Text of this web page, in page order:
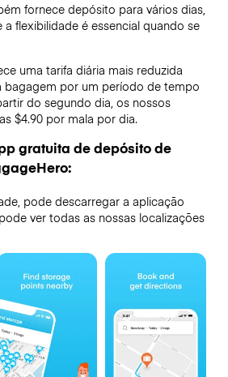
fornece depósito para vários dias,
flexibilidade é essencial quando se
uma tarifa diária mais reduzida
bagagem por um período de tempo
do segundo dia, os nossos
$4.90 por mala por dia.
gratuita de depósito de
pode descarregar a aplicação
ver todas as nossas localizações